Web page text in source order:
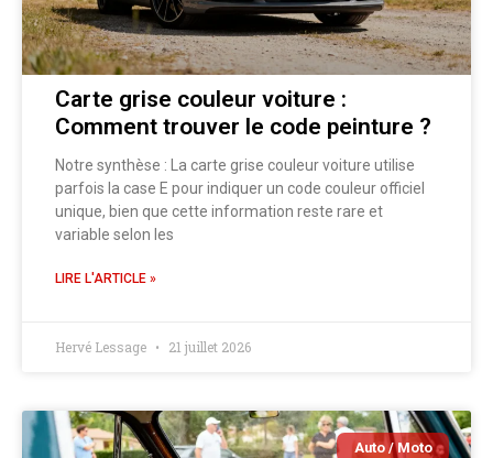
Carte grise couleur voiture :
Comment trouver le code peinture ?
Notre synthèse : La carte grise couleur voiture utilise
parfois la case E pour indiquer un code couleur officiel
unique, bien que cette information reste rare et
variable selon les
LIRE L'ARTICLE »
Hervé Lessage 21 juillet 2026
Auto / Moto